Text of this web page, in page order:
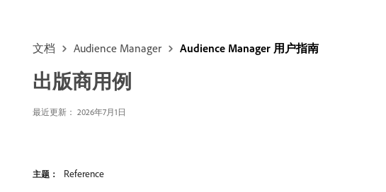
文档 Audience Manager Audience Manager 用户指南
出版商用例
最近更新： 2026年7月1日
主题： Reference